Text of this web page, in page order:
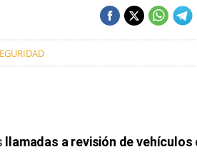
llamadas a revisión de vehículos